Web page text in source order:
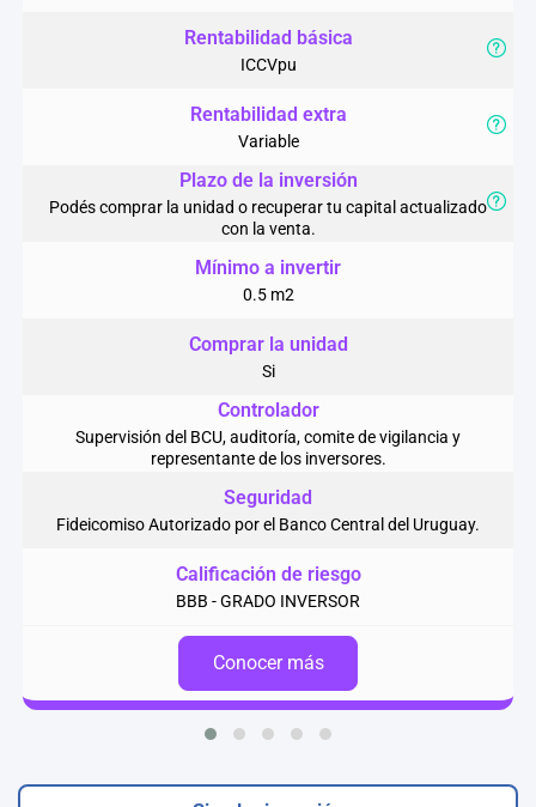
Rentabilidad básica
ICCVpu
Rentabilidad extra
Variable
Plazo de la inversión
Podés comprar la unidad o recuperar tu capital actualizado
con la venta.
Mínimo a invertir
0.5 m2
Comprar la unidad
Si
Controlador
Supervisión del BCU, auditoría, comite de vigilancia y
representante de los inversores.
Seguridad
Fideicomiso Autorizado por el Banco Central del Uruguay.
Calificación de riesgo
BBB - GRADO INVERSOR
Conocer más